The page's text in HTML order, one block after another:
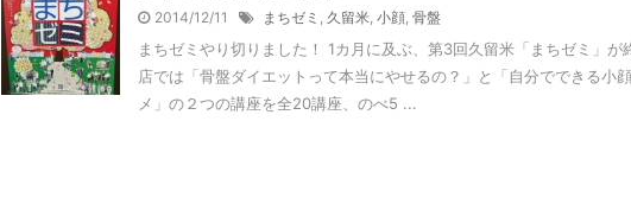
2014/12/11 まちゼミ , 久留米, 小顔, 骨盤
まちゼミやり切りました！ 1カ月に及ぶ、第3回久留米「まちゼミ」が
店では「骨盤ダイエットって本当にやせるの？」と「自分でできる小
メ」の２つの講座を全20講座、のべ5 ...